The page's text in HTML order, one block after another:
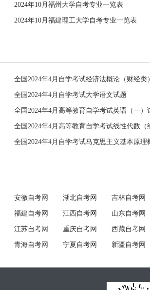
2024年10月福州大学自考专业一览表
2024年10月福建理工大学自考专业一览表
全国2024年4月自学考试大学语文试题
全国2024年4月高等教育自学考试英语（一）
全国2024年4月高等教育自学考试线性代数（
全国2024年4月自学考试马克思主义基本原理
安徽自考网 湖北自考网 吉林自考网
福建自考网 江西自考网 山东自考网
江苏自考网 重庆自考网 西藏自考网
青海自考网 宁夏自考网 新疆自考网